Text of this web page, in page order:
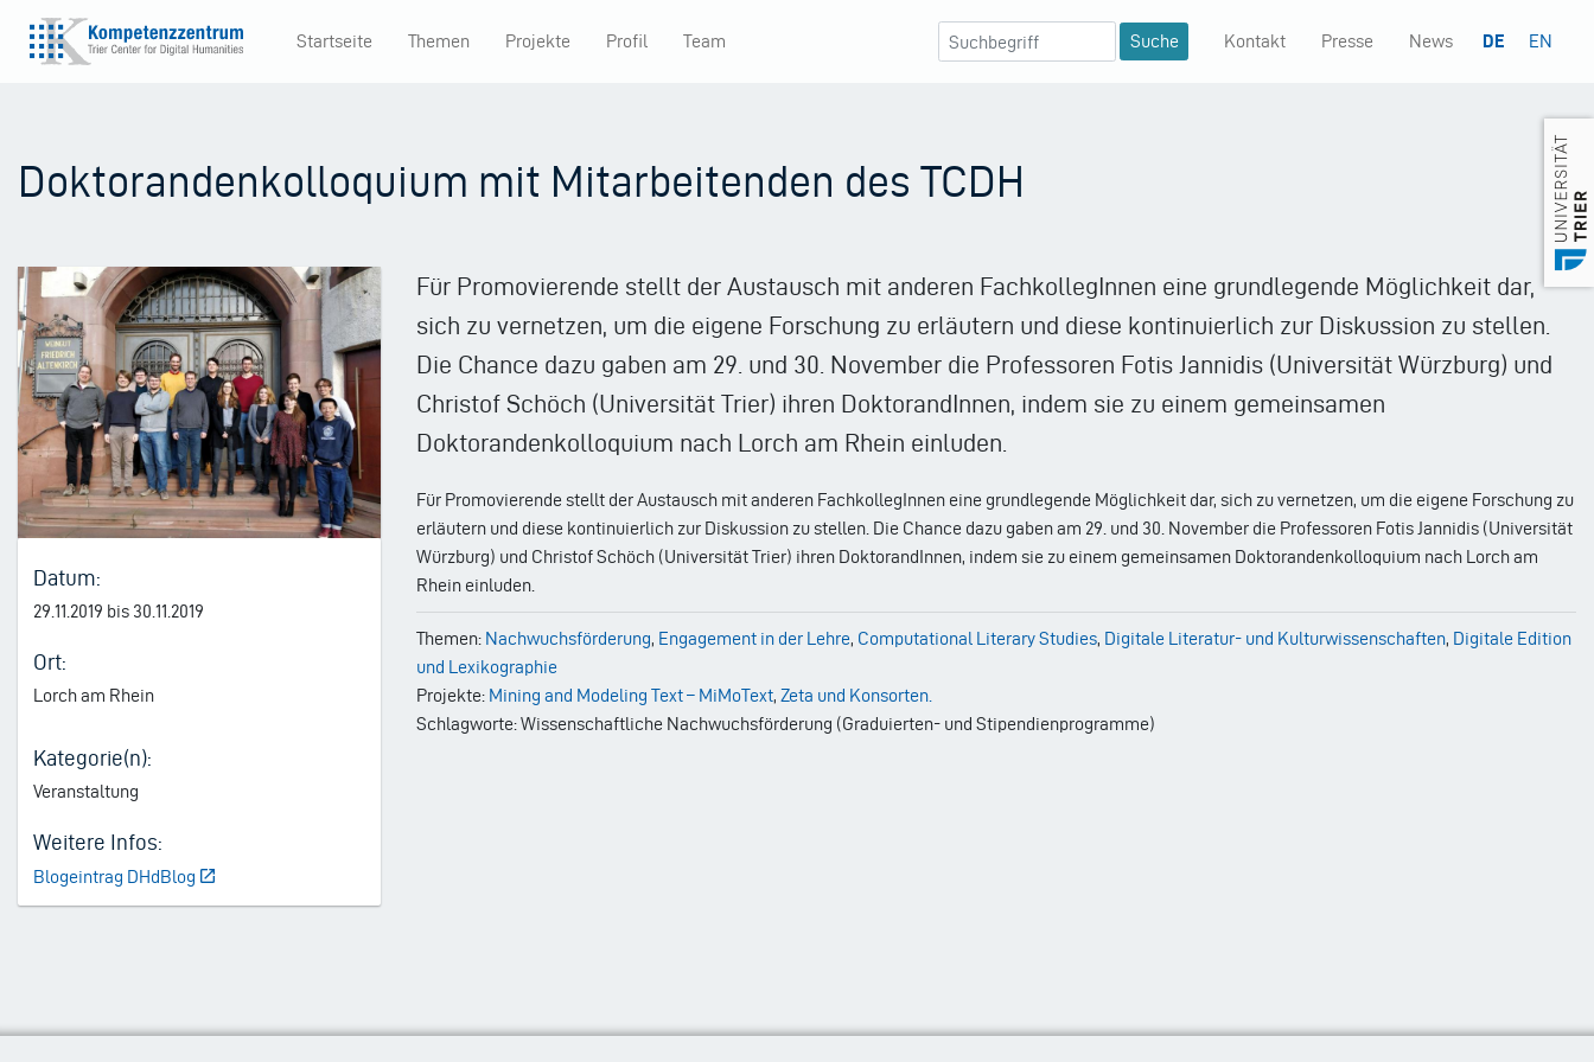
Direkt
zum
Inhalt
Startseite Themen Projekte Profil Team Kontakt Presse News DE EN
Doktorandenkolloquium mit Mitarbeitenden des TCDH
Datum:
29.11.2019 bis 30.11.2019
Ort:
Lorch am Rhein
Kategorie(n):
Veranstaltung
Weitere Infos:
Blogeintrag DHdBlog
Für Promovierende stellt der Austausch mit anderen FachkollegInnen eine grundlegende Möglichkeit dar,
sich zu vernetzen, um die eigene Forschung zu erläutern und diese kontinuierlich zur Diskussion zu stellen.
Die Chance dazu gaben am 29. und 30. November die Professoren Fotis Jannidis (Universität Würzburg) und
Christof Schöch (Universität Trier) ihren DoktorandInnen, indem sie zu einem gemeinsamen
Doktorandenkolloquium nach Lorch am Rhein einluden.
Für Promovierende stellt der Austausch mit anderen FachkollegInnen eine grundlegende Möglichkeit dar, sich zu vernetzen, um die eigene Forschung zu
erläutern und diese kontinuierlich zur Diskussion zu stellen. Die Chance dazu gaben am 29. und 30. November die Professoren Fotis Jannidis (Universität
Würzburg) und Christof Schöch (Universität Trier) ihren DoktorandInnen, indem sie zu einem gemeinsamen Doktorandenkolloquium nach Lorch am
Rhein einluden.
Themen: Nachwuchsförderung, Engagement in der Lehre, Computational Literary Studies, Digitale Literatur- und Kulturwissenschaften, Digitale Edition
und Lexikographie
Projekte: Mining and Modeling Text – MiMoText, Zeta und Konsorten.
Schlagworte: Wissenschaftliche Nachwuchsförderung (Graduierten- und Stipendienprogramme)